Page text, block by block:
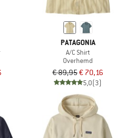
PATAGONIA
A/C Shirt
Overhemd
€ 89,95€ 70,16
5,0(3)